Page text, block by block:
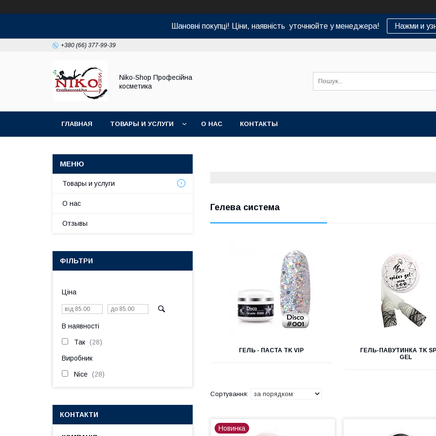
Шановні покупці! Ціни, наявність уточнюйте у менеджера! Нажми и
+380 (66) 377-99-39
Niko-Shop Професійна
косметика
ГЛАВНАЯ ТОВАРЫ И УСЛУГИ О НАС КОНТАКТЫ
Гелева система
ГЕЛЬ - ПАСТА TK VIP
ГЕЛЬ-ПАВУТИНКА TK
GEL
Новинка
Товары и услуги
О нас
Отзывы
ФІЛЬТРИ
Ціна
В наявності
Так 28
Виробник
Nice 28
КОНТАКТИ